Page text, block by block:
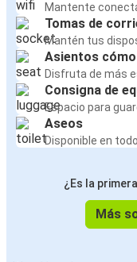
Mantente
Tomas de
Mantén tus
Asientos
Disfruta de más
Consigna de
Espacio para
Aseos
Disponible en
¿Es la
Más